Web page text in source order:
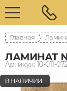
Главная
ЛАМИНАТ
Артикул: 10-011-
В НАЛИЧИИ